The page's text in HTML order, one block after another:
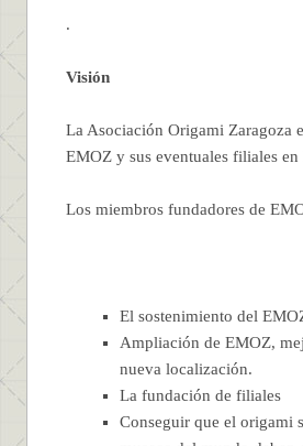
.
Visión
La Asociación Origami Zaragoza
EMOZ y sus eventuales filiales
Los miembros fundadores de
El sostenimiento del
Ampliación de EMOZ,
nueva localización.
La fundación de filiales
Conseguir que el origami